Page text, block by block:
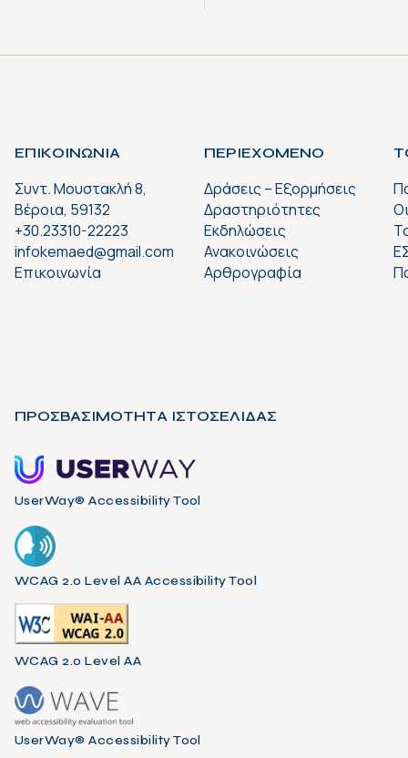
ΕΠΙΚΟΙΝΩΝΙΑ
Συντ. Μουστακλή 8,
Βέροια, 59132
+30.23310-22223
infokemaed@gmail.com
Επικοινωνία
ΠΕΡΙΕΧΟΜΕΝΟ
Δράσεις – Εξορμήσεις
Δραστηριότητες
Εκδηλώσεις
Ανακοινώσεις
Αρθρογραφία
ΠΡΟΣΒΑΣΙΜΟΤΗΤΑ ΙΣΤΟΣΕΛΙΔΑΣ
UserWay® Accessibility Tool
WCAG 2.0 Level AA Accessibility Tool
WCAG 2.0 Level AA
UserWay® Accessibility Tool